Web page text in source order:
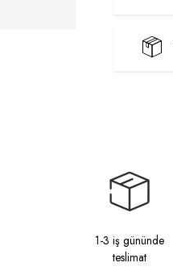
1-3 iş gününde
teslimat